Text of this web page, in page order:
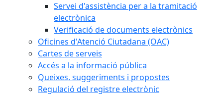
Servei d'assistència per a la tramitació
electrònica
Verificació de documents electrònics
Oficines d'Atenció Ciutadana (OAC)
Cartes de serveis
Accés a la informació pública
Queixes, suggeriments i propostes
Regulació del registre electrònic